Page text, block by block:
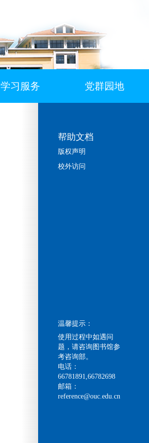
学习服务 党群园地
帮助文档
版权声明
校外访问
温馨提示：
使用过程中如遇问
题，请咨询图书馆参
考咨询部。
电话：
66781891,66782698
邮箱：
reference@ouc.edu.cn